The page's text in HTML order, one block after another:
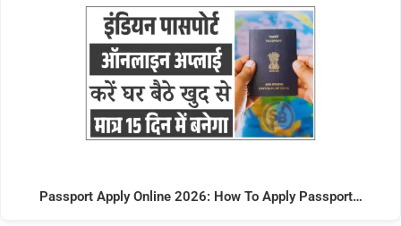
Passport Apply Online 2026: How To Apply Passport…